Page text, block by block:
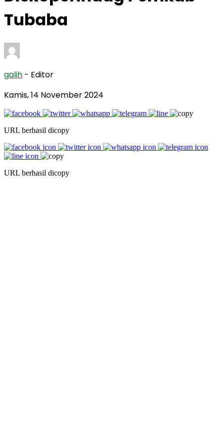
Tubaba
galih - Editor
Kamis, 14 November 2024
URL berhasil dicopy
URL berhasil dicopy